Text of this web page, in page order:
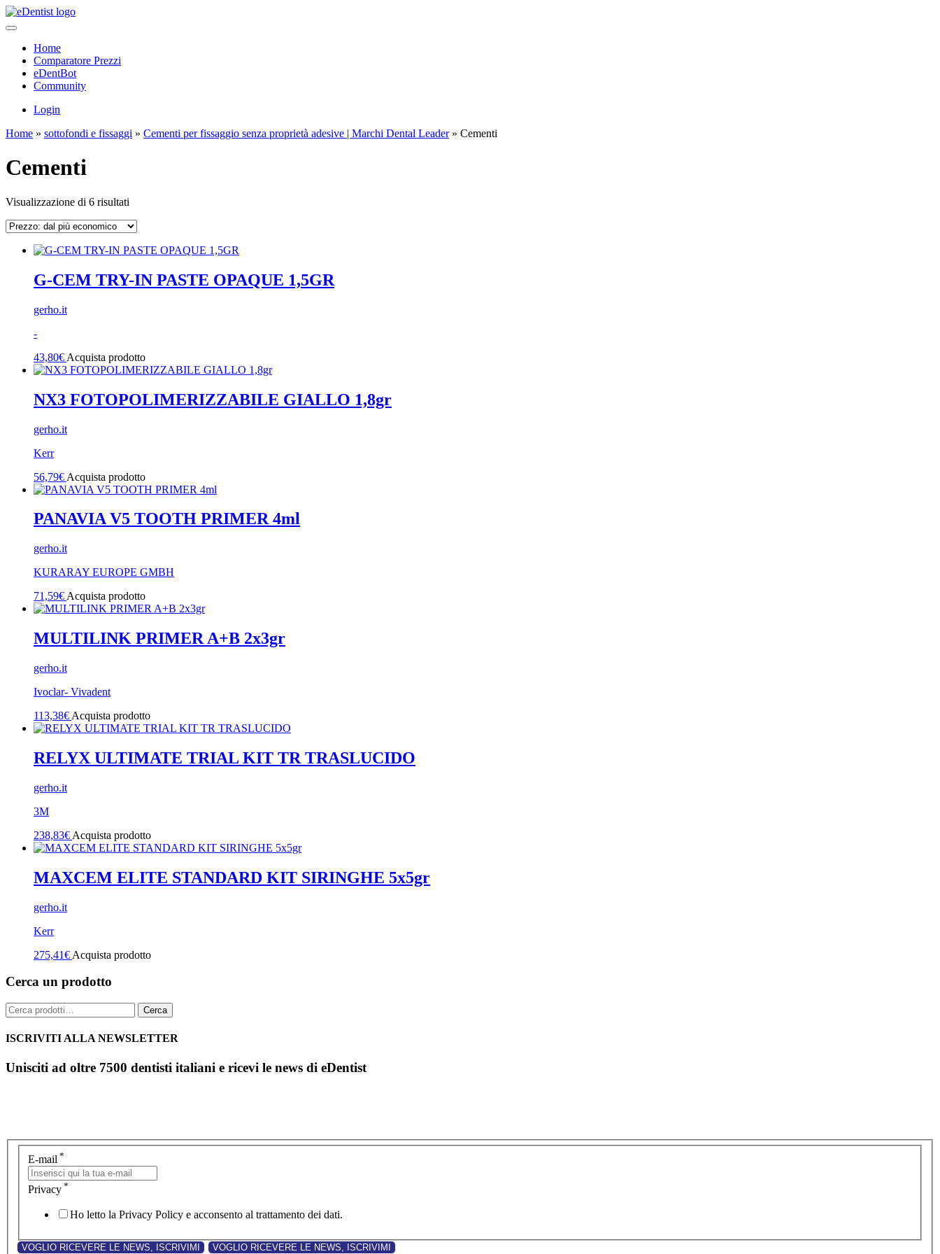
Home
Comparatore Prezzi
eDentBot
Community
Login
Home » sottofondi e fissaggi » Cementi per fissaggio senza proprietà adesive | Marchi Dental Leader» Cementi
Cementi
Visualizzazione di 6 risultati
più
G-CEM TRY-IN PASTE OPAQUE 1,5GR
gerho.it
-
43,80€ Acquista prodotto
NX3 FOTOPOLIMERIZZABILE GIALLO 1,8gr
gerho.it
Kerr
56,79€ Acquista prodotto
PANAVIA V5 TOOTH PRIMER 4ml
gerho.it
KURARAY EUROPE GMBH
71,59€ Acquista prodotto
MULTILINK PRIMER A+B 2x3gr
gerho.it
Ivoclar- Vivadent
113,38€ Acquista prodotto
RELYX ULTIMATE TRIAL KIT TR TRASLUCIDO
gerho.it
3M
238,83€ Acquista prodotto
MAXCEM ELITE STANDARD KIT SIRINGHE 5x5gr
gerho.it
Kerr
275,41€ Acquista prodotto
Cerca un prodotto
Cerca: Cerca
ISCRIVITI ALLA NEWSLETTER
Unisciti ad oltre 7500 dentisti italiani e ricevi le news di eDentist
E-mail *
Privacy *
Ho letto la Privacy Policy e acconsento al trattamento dei dati.